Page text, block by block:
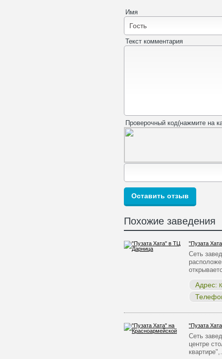
Имя
Текст комментария
Проверочный код(нажмите на
Похожие заведения
"Пузата
Сеть
Адрес:
"Пузата
Сеть
центре